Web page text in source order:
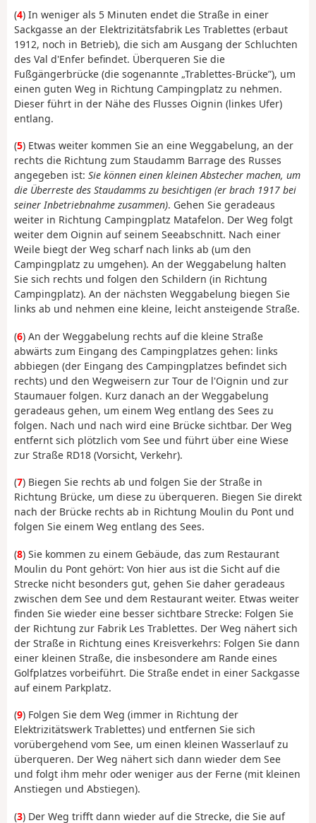
(4) In weniger als 5 Minuten endet die Straße in einer
Sackgasse an der Elektrizitätsfabrik Les Trablettes (erbaut
1912, noch in Betrieb), die sich am Ausgang der Schluchten
des Val d'Enfer befindet. Überqueren Sie die
Fußgängerbrücke (die sogenannte „Trablettes-Brücke”), um
einen guten Weg in Richtung Campingplatz zu nehmen.
Dieser führt in der Nähe des Flusses Oignin (linkes Ufer)
entlang.
(5) Etwas weiter kommen Sie an eine Weggabelung, an der
rechts die Richtung zum Staudamm Barrage des Russes
angegeben ist: Sie können einen kleinen Abstecher machen, um
die Überreste des Staudamms zu besichtigen (er brach 1917 bei
seiner Inbetriebnahme zusammen). Gehen Sie geradeaus
weiter in Richtung Campingplatz Matafelon. Der Weg folgt
weiter dem Oignin auf seinem Seeabschnitt. Nach einer
Weile biegt der Weg scharf nach links ab (um den
Campingplatz zu umgehen). An der Weggabelung halten
Sie sich rechts und folgen den Schildern (in Richtung
Campingplatz). An der nächsten Weggabelung biegen Sie
links ab und nehmen eine kleine, leicht ansteigende Straße.
(6) An der Weggabelung rechts auf die kleine Straße
abwärts zum Eingang des Campingplatzes gehen: links
abbiegen (der Eingang des Campingplatzes befindet sich
rechts) und den Wegweisern zur Tour de l'Oignin und zur
Staumauer folgen. Kurz danach an der Weggabelung
geradeaus gehen, um einem Weg entlang des Sees zu
folgen. Nach und nach wird eine Brücke sichtbar. Der Weg
entfernt sich plötzlich vom See und führt über eine Wiese
zur Straße RD18 (Vorsicht, Verkehr).
(7) Biegen Sie rechts ab und folgen Sie der Straße in
Richtung Brücke, um diese zu überqueren. Biegen Sie direkt
nach der Brücke rechts ab in Richtung Moulin du Pont und
folgen Sie einem Weg entlang des Sees.
(8) Sie kommen zu einem Gebäude, das zum Restaurant
Moulin du Pont gehört: Von hier aus ist die Sicht auf die
Strecke nicht besonders gut, gehen Sie daher geradeaus
zwischen dem See und dem Restaurant weiter. Etwas weiter
finden Sie wieder eine besser sichtbare Strecke: Folgen Sie
der Richtung zur Fabrik Les Trablettes. Der Weg nähert sich
der Straße in Richtung eines Kreisverkehrs: Folgen Sie dann
einer kleinen Straße, die insbesondere am Rande eines
Golfplatzes vorbeiführt. Die Straße endet in einer Sackgasse
auf einem Parkplatz.
(9) Folgen Sie dem Weg (immer in Richtung der
Elektrizitätswerk Trablettes) und entfernen Sie sich
vorübergehend vom See, um einen kleinen Wasserlauf zu
überqueren. Der Weg nähert sich dann wieder dem See
und folgt ihm mehr oder weniger aus der Ferne (mit kleinen
Anstiegen und Abstiegen).
(3) Der Weg trifft dann wieder auf die Strecke, die Sie auf